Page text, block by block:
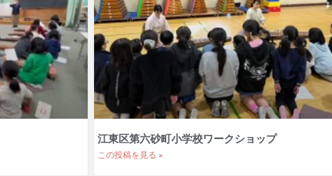
江東区第六砂町小学校ワークショップ
この投稿を見る »